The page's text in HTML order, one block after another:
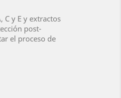
C y E y extractos
post-
el proceso de